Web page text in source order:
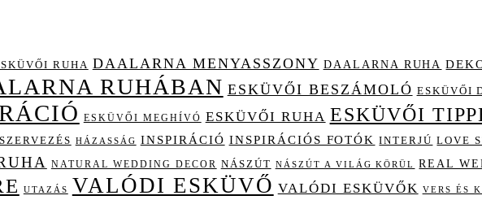
RUHA DAALARNA MENYASSZONY DAALARNA RUHA
RUHÁBAN ESKÜVŐI BESZÁMOLÓ ESKÜVŐI
ESKÜVŐI MEGHÍVÓ ESKÜVŐI RUHA ESKÜVŐI
HÁZASSÁG INSPIRÁCIÓ INSPIRÁCIÓS FOTÓK INTERJÚ LOVE
NATURAL WEDDING DECOR NÁSZÚT NÁSZÚT A VILÁG KÖRÜL REAL
UTAZÁS VALÓDI ESKÜVŐ VALÓDI ESKÜVŐK VERS ÉS